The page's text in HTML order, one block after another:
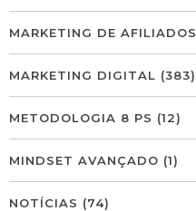
MARKETING DE AFILIADOS
MARKETING DIGITAL (383)
METODOLOGIA 8 PS (12)
MINDSET AVANÇADO (1)
NOTÍCIAS (74)